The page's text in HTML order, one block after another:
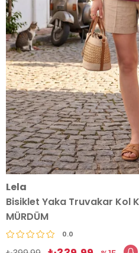
Lela
Bisiklet Yaka Truvakar Kol
MÜRDÜM
0.0